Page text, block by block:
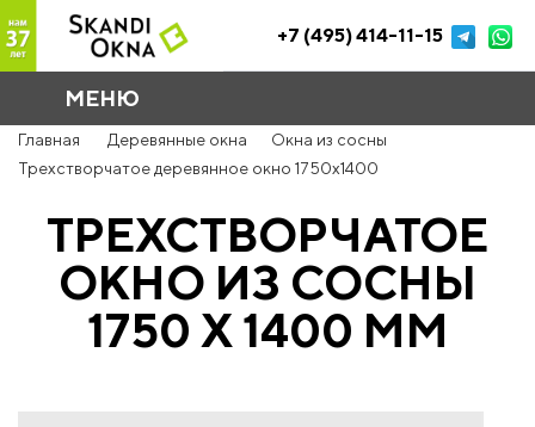
+7 (495) 414-11-15
МЕНЮ
Главная Деревянные окна
Окна из сосны
Трехстворчатое деревянное окно 1750x1400
ТРЕХСТВОРЧАТОЕ
ОКНО ИЗ СОСНЫ
1750 Х 1400 ММ